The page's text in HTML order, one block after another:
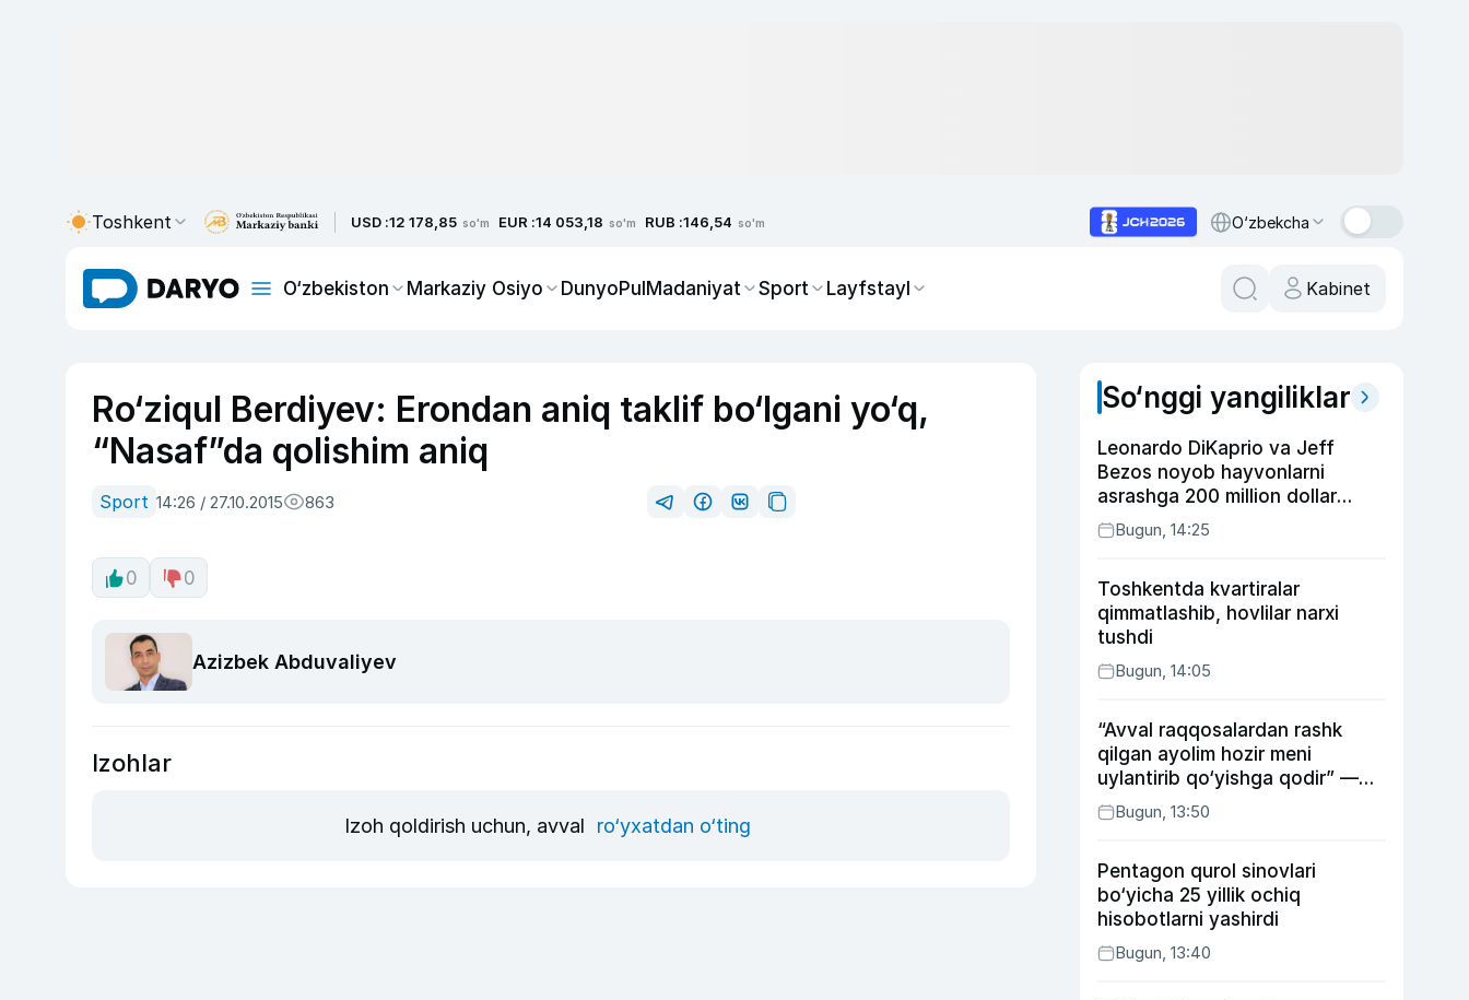
Toshkent USD :12 178,85 so'm EUR :14 053,18 so'm RUB :146,54 so'm O‘zbekcha
O‘zbekiston Markaziy Osiyo DunyoPulMadaniyat Sport Layfstayl Kabinet
Ro‘ziqul Berdiyev: Erondan aniq taklif bo‘lgani yo‘q,
“Nasaf”da qolishim aniq
Sport 14:26 / 27.10.2015 863
0 0
Azizbek Abduvaliyev
Izohlar
Izoh qoldirish uchun, avval ro‘yxatdan o‘ting
So‘nggi yangiliklar
Leonardo DiKaprio va Jeff
Bezos noyob hayvonlarni
asrashga 200 million dollar
ajratdi
Bugun, 14:25
Toshkentda kvartiralar
qimmatlashib, hovlilar narxi
tushdi
Bugun, 14:05
“Avval raqqosalardan rashk
qilgan ayolim hozir meni
uylantirib qo‘yishga qodir” —
Anvar Sobirov davlat ishidagi
faoliyati va o‘g‘il tarbiyasidagi
Bugun, 13:50
Pentagon qurol sinovlari
bo‘yicha 25 yillik ochiq
hisobotlarni yashirdi
Bugun, 13:40